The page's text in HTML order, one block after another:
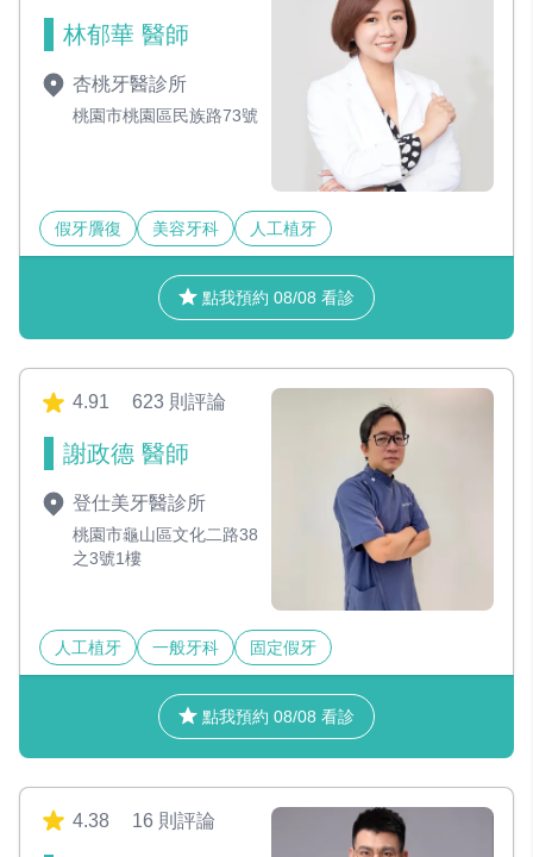
林郁華 醫師
杏桃牙醫診所
桃園市桃園區民族路73號
假牙贗復 美容牙科 人工植牙
點我預約 08/08 看診
4.91 623 則評論
謝政德 醫師
登仕美牙醫診所
桃園市龜山區文化二路38
之3號1樓
人工植牙 一般牙科 固定假牙
點我預約 08/08 看診
4.38 16 則評論